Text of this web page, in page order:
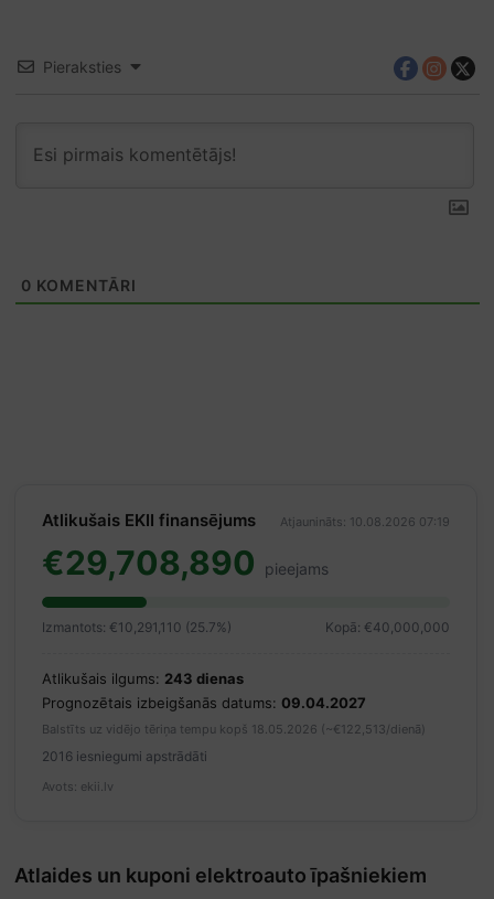
Pieraksties
0 KOMENTĀRI
Atlikušais EKII finansējums Atjaunināts: 10.08.2026 07:19
€29,708,890 pieejams
Izmantots: €10,291,110 (25.7%) Kopā: €40,000,000
Atlikušais ilgums: 243 dienas
Prognozētais izbeigšanās datums: 09.04.2027
Balstīts uz vidējo tēriņa tempu kopš 18.05.2026 (~€122,513/dienā)
2016 iesniegumi apstrādāti
Avots: ekii.lv
Atlaides un kuponi elektroauto īpašniekiem